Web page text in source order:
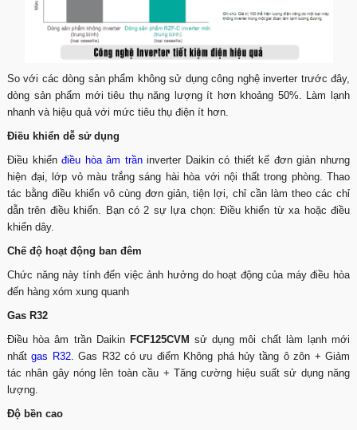
So với các dòng sản phẩm không sử dụng công nghệ inverter trước đây,
dòng sản phẩm mới tiêu thụ năng lượng ít hơn khoảng 50%. Làm lạnh
nhanh và hiệu quả với mức tiêu thụ điện ít hơn.
Điều khiển dễ sử dụng
Điều khiểnđiều hòa âm trầninverter Daikin có thiết kế đơn giản nhưng
hiện đại, lớp vỏ màu trắng sáng hài hòa với nội thất trong phòng. Thao
tác bằng điều khiển vô cùng đơn giản, tiện lợi, chỉ cần làm theo các chỉ
dẫn trên điều khiển. Bạn có 2 sự lựa chọn: Điều khiển từ xa hoặc điều
khiển dây.
Chế độ hoạt động ban đêm
Chức năng này tính đến việc ảnh hưởng do hoạt động của máy điều hòa
đến hàng xóm xung quanh
Gas R32
Điều hòa âm trần Daikin FCF125CVMsử dụng môi chất làm lạnh mới
nhấtgas R32. Gas R32 có ưu điểm Không phá hủy tầng ô zôn + Giảm
tác nhân gây nóng lên toàn cầu + Tăng cường hiệu suất sử dụng năng
lượng.
Độ bền cao